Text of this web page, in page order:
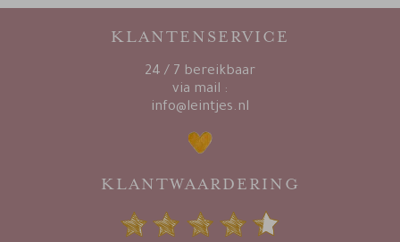
KLANTENSERVICE
24 / 7 bereikbaar
via mail :
info@leintjes.nl
KLANTWAARDERING